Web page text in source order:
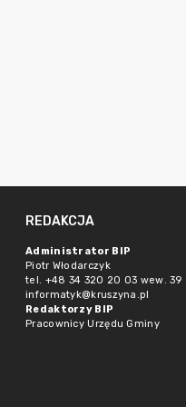
REDAKCJA
Administrator BIP
Piotr Włodarczyk
tel. +48 34 320 20 03 wew. 39
informatyk@kruszyna.pl
Redaktorzy BIP
Pracownicy Urzędu Gminy